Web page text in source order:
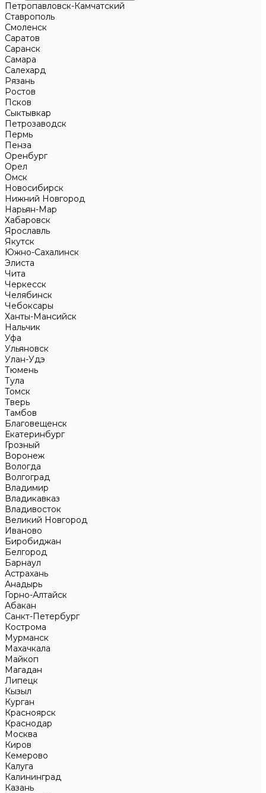
Петропавловск-Камчатский
Ставрополь
Смоленск
Саратов
Саранск
Самара
Салехард
Рязань
Ростов
Псков
Сыктывкар
Петрозаводск
Пермь
Пенза
Оренбург
Орел
Омск
Новосибирск
Нижний Новгород
Нарьян-Мар
Хабаровск
Ярославль
Якутск
Южно-Сахалинск
Элиста
Чита
Черкесск
Челябинск
Чебоксары
Ханты-Мансийск
Нальчик
Уфа
Ульяновск
Улан-Удэ
Тюмень
Тула
Томск
Тверь
Тамбов
Благовещенск
Екатеринбург
Грозный
Воронеж
Вологда
Волгоград
Владимир
Владикавказ
Владивосток
Великий Новгород
Иваново
Биробиджан
Белгород
Барнаул
Астрахань
Анадырь
Горно-Алтайск
Абакан
Санкт-Петербург
Кострома
Мурманск
Махачкала
Майкоп
Магадан
Липецк
Кызыл
Курган
Красноярск
Краснодар
Москва
Киров
Кемерово
Калуга
Калининград
Казань